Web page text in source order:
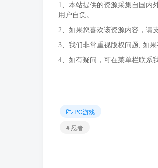
1、本站提供的资源采集自国内
用户自负。
2、如果您喜欢该资源内容，请
3、我们非常重视版权问题, 如
4、如有疑问，可在菜单栏联系
PC游戏
# 忍者